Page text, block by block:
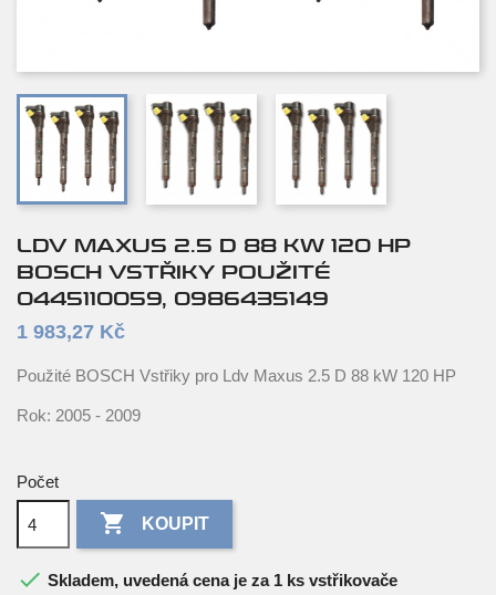
LDV MAXUS 2.5 D 88 KW 120 HP
BOSCH VSTŘIKY POUŽITÉ
0445110059, 0986435149
1 983,27 Kč
Použité BOSCH Vstřiky pro Ldv Maxus 2.5 D 88 kW 120 HP
Rok: 2005 - 2009
Počet
 KOUPIT
 Skladem, uvedená cena je za 1 ks vstřikovače